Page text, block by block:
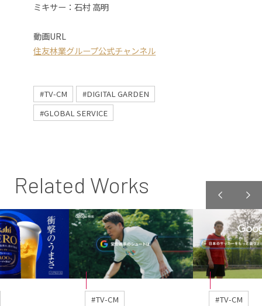
ミキサー：石村 高明
動画URL
住友林業グループ公式チャンネル
#TV-CM
#DIGITAL GARDEN
#GLOBAL SERVICE
Related Works
#TV-CM
#TV-CM